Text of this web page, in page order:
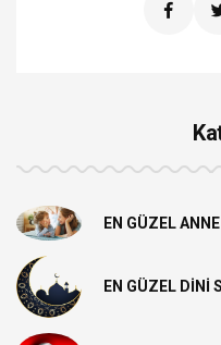
EN GÜZEL
EN GÜZEL DINI